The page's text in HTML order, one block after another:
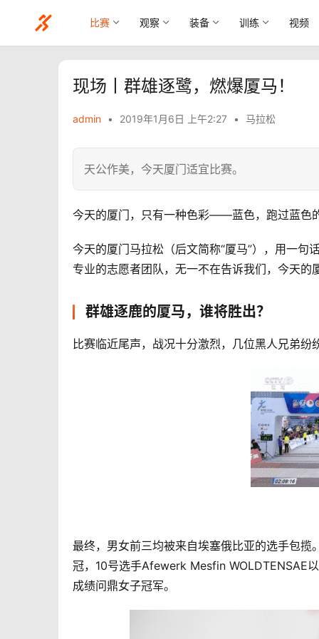
比赛 观察 装备 训练 视频
现场丨群雄逐鹭，燃爆厦马！
admin • 2019年1月6日 上午2:27 • 马拉松
天公作美，今天厦门适宜比赛。
今天的厦门，只有一种色彩——蓝色，跑过蓝色
今天的厦门马拉松（后文简称“厦马”），用一
专业的志愿者团队，无一不在告诉我们，今天的
群雄逐鹿的厦马，谁将胜出？
比赛临近尾声，战况十分激烈，几位黑人兄弟纷
最终，男女前三均被来自埃塞俄比亚的选手包
冠，10号选手Afewerk Mesfin WOLDTENSAE
成绩问鼎女子冠军。